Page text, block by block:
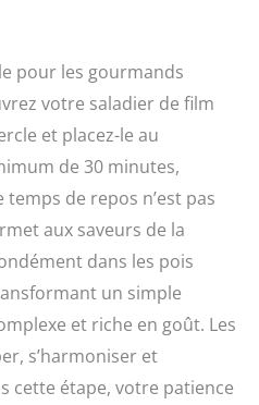
pour les gourmands
votre saladier de film
et placez-le au
de 30 minutes,
de repos n’est pas
aux saveurs de la
dans les pois
un simple
et riche en goût. Les
s’harmoniser et
cette étape, votre patience